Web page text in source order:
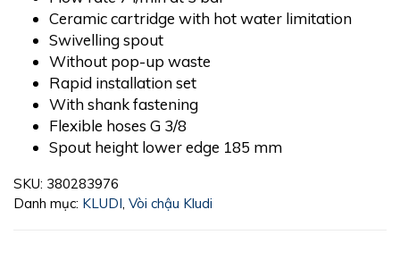
Ceramic cartridge with hot water limitation
Swivelling spout
Without pop-up waste
Rapid installation set
With shank fastening
Flexible hoses G 3/8
Spout height lower edge 185 mm
SKU: 380283976
Danh mục: KLUDI Vòi chậu Kludi